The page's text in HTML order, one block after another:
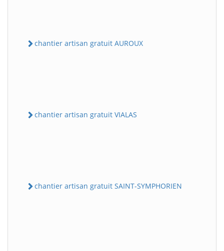
chantier artisan gratuit AUROUX
chantier artisan gratuit VIALAS
chantier artisan gratuit SAINT-SYMPHORIEN